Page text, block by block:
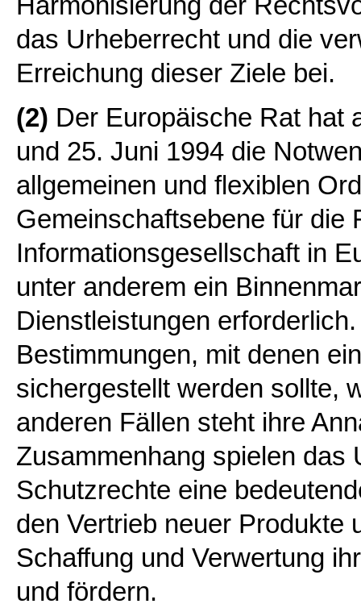
das Urheberrecht und die
Erreichung dieser Ziele bei.
(2) Der Europäische Rat hat
und 25. Juni 1994 die
allgemeinen und flexiblen
Gemeinschaftsebene für die
Informationsgesellschaft in
unter anderem ein
Dienstleistungen
Bestimmungen, mit denen
sichergestellt werden sollte,
anderen Fällen steht ihre
Zusammenhang spielen das
Schutzrechte eine
den Vertrieb neuer Produkte
Schaffung und Verwertung
und fördern.